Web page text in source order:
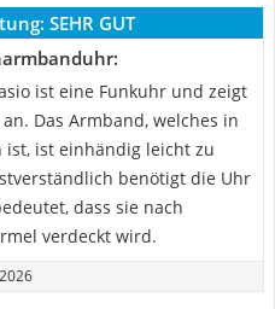
SEHR GUT
ist eine Funkuhr und zeigt
Das Armband, welches in
ist, ist einhändig leicht zu
benötigt die Uhr
dass sie nach
verdeckt wird.